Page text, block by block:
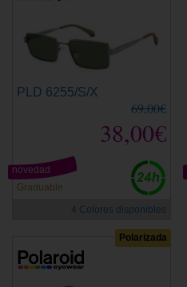
PLD 6255/S/X
69,00€
38,00€
Graduable
novedad
4 Colores disponibles
Polarizada